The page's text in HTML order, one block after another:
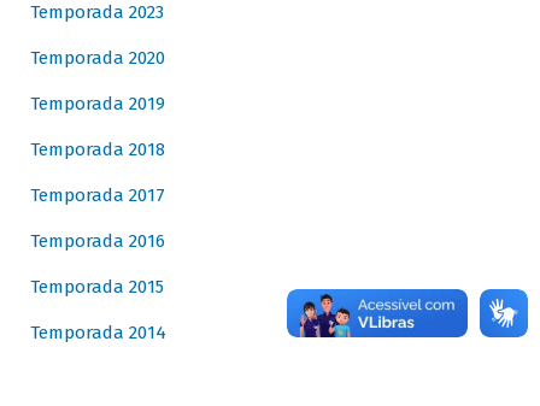
Temporada 2023
Temporada 2020
Temporada 2019
Temporada 2018
Temporada 2017
Temporada 2016
Temporada 2015
Temporada 2014